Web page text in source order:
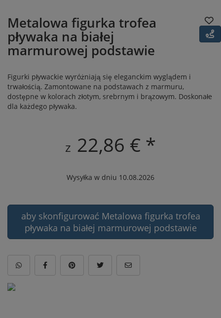
Metalowa figurka trofea
pływaka na białej
marmurowej podstawie
Figurki pływackie wyróżniają się eleganckim wyglądem i
trwałością. Zamontowane na podstawach z marmuru,
dostępne w kolorach złotym, srebrnym i brązowym. Doskonałe
dla każdego pływaka.
z 22,86 € *
Wysyłka w dniu 10.08.2026
aby skonfigurować Metalowa figurka trofea
pływaka na białej marmurowej podstawie